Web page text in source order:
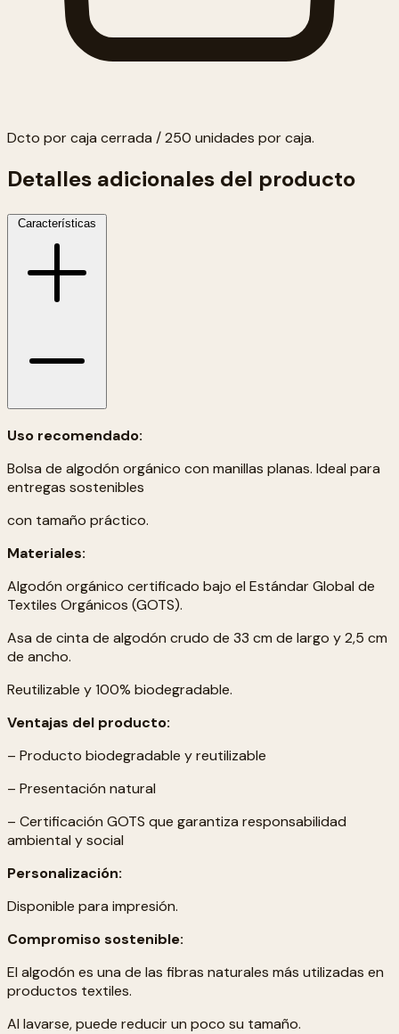
Dcto por caja cerrada / 250 unidades por caja.
Detalles adicionales del producto
Características
Uso recomendado:
Bolsa de algodón orgánico con manillas planas. Ideal para
entregas sostenibles
con tamaño práctico.
Materiales:
Algodón orgánico certificado bajo el Estándar Global de
Textiles Orgánicos (GOTS).
Asa de cinta de algodón crudo de 33 cm de largo y 2,5 cm
de ancho.
Reutilizable y 100% biodegradable.
Ventajas del producto:
– Producto biodegradable y reutilizable
– Presentación natural
– Certificación GOTS que garantiza responsabilidad
ambiental y social
Personalización:
Disponible para impresión.
Compromiso sostenible:
El algodón es una de las fibras naturales más utilizadas en
productos textiles.
Al lavarse, puede reducir un poco su tamaño.